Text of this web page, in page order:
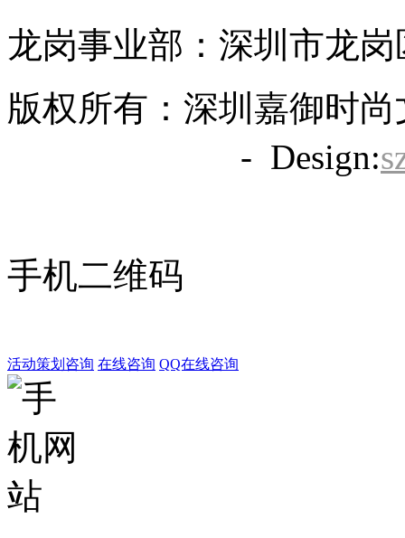
龙岗事业部：深圳市龙
版权所有：深圳嘉御时
- Design:
手机二维码
活动策划咨询 在线咨询 QQ在线咨询